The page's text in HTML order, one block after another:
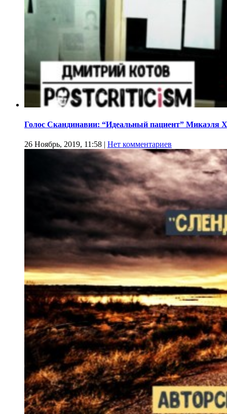
Голос Скандинавии: “Идеальный пациент” Микаэля
26 Ноябрь, 2019, 11:58 | Нет комментариев